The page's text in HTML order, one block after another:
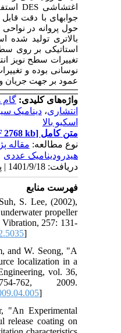
در مقایسه با روش گردابه
افزایش دقت داده های عددی،
در ناحیه دنباله پایین
زاویه گام هندسی پره
ناشی از باس و هاب طولانی
تغییرات سطح نویز انتشاری در راستای محوری در
سطح فشار صوت بر حسب